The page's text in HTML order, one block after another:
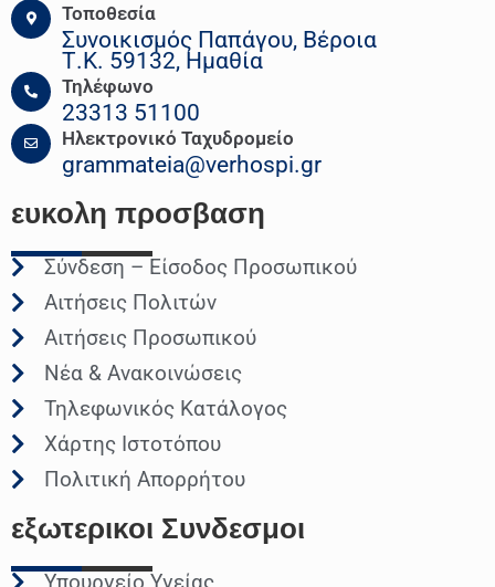
Τοποθεσία
Συνοικισμός Παπάγου, Βέροια
Τ.Κ. 59132, Ημαθία
Τηλέφωνο
23313 51100
Ηλεκτρονικό Ταχυδρομείο
grammateia@verhospi.gr
ευκολη προσβαση
Σύνδεση – Είσοδος Προσωπικού
Αιτήσεις Πολιτών
Αιτήσεις Προσωπικού
Νέα & Ανακοινώσεις
Τηλεφωνικός Κατάλογος
Χάρτης Ιστοτόπου
Πολιτική Απορρήτου
εξωτερικοι Συνδεσμοι